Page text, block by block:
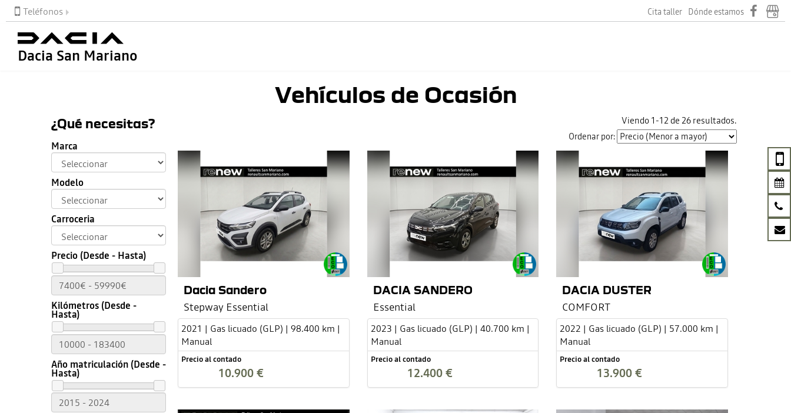
Teléfonos Cita taller Dónde estamos
Dacia San Mariano
Vehículos de Ocasión
¿Qué necesitas?
Marca
Modelo
Carroceria
Precio (Desde - Hasta)
Kilómetros (Desde -
Hasta)
Año matriculación (Desde -
Hasta)
Viendo 1-12 de 26 resultados.
Ordenar por:
Dacia Sandero
Stepway Essential
2021 | Gas licuado (GLP) | 98.400 km |
Manual
Precio al contado
10.900 €
DACIA SANDERO
Essential
2023 | Gas licuado (GLP) | 40.700 km |
Manual
Precio al contado
12.400 €
DACIA DUSTER
COMFORT
2022 | Gas licuado (GLP) | 57.000 km |
Manual
Precio al contado
13.900 €